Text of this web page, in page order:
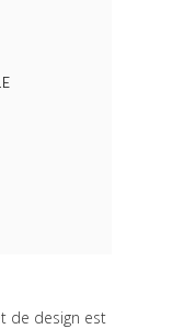
de design est